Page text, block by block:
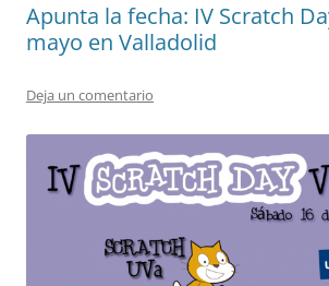
Apunta la fecha: IV Scratch
mayo en Valladolid
Deja un comentario